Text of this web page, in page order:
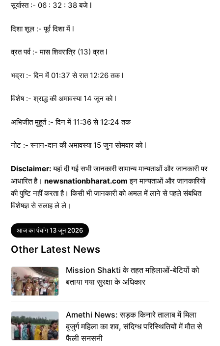
सूर्यास्त :- 06 : 32 : 38 बजे l
दिशा शूल :- पूर्व दिशा में l
व्रत पर्व :- मास शिवरात्रि (13) व्रत l
भद्रा :- दिन में 01:37 से रात 12:26 तक l
विशेष :- श्राद्ध की अमावस्या 14 जून को l
अभिजीत मुहूर्त :- दिन में 11:36 से 12:24 तक
नोट :- स्नान-दान की अमावस्या 15 जुन सोमवार को l
Disclaimer:यहां दी गई सभी जानकारी सामान्य मान्यताओं और जानकारी पर
आधारित है। newsnationbharat.com इन मान्यताओं और जानकारियों
की पुष्टि नहीं करता है। किसी भी जानकारी को अमल में लाने से पहले संबधित
विशेषज्ञ से सलाह ले ले।
Tags
आज का पंचांग 13 जून 2026
Other Latest News
Mission Shakti के तहत महिलाओं-बेटियों को
बताया गया सुरक्षा के अधिकार
Amethi News: सड़क किनारे तालाब में मिला
बुजुर्ग महिला का शव, संदिग्ध परिस्थितियों में मौत से
फैली सनसनी